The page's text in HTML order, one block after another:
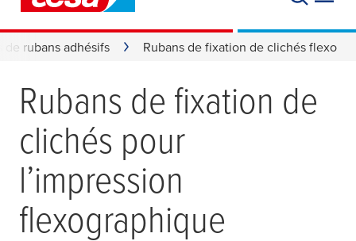
de rubans adhésifs Rubans de fixation de clichés flexo
Rubans de fixation de
clichés pour
l’impression
flexographique